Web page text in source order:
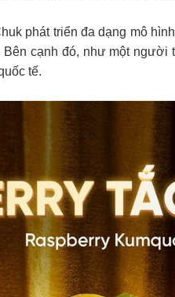
phát triển đa dạng mô
cạnh đó, như một
tế.